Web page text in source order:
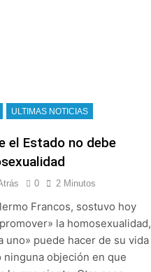
ULTIMAS NOTICIAS
el Estado no debe
0 2 Minutos
Francos, sostuvo hoy
la homosexualidad,
uno» puede hacer de su vida
ninguna objeción en que